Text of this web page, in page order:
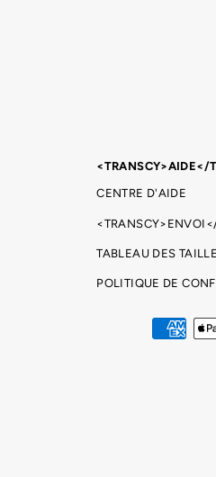
<TRANSCY>AIDE</
CENTRE D'AIDE
TABLEAU DES
POLITIQUE DE